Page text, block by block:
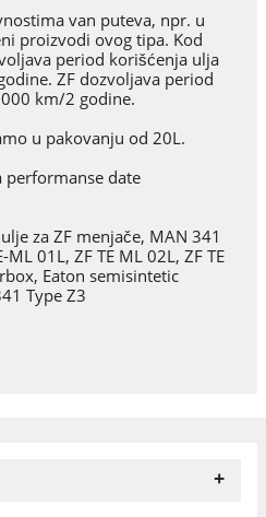
van puteva, npr. u
proizvodi ovog tipa. Kod
period korišćenja ulja
ZF dozvoljava period
km/2 godine.
u pakovanju od 20L.
performanse date
za ZF menjače, MAN 341
01L, ZF TE ML 02L, ZF TE
Eaton semisintetic
Type Z3
+